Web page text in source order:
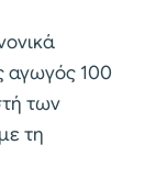
αγωγός 100
των
τη